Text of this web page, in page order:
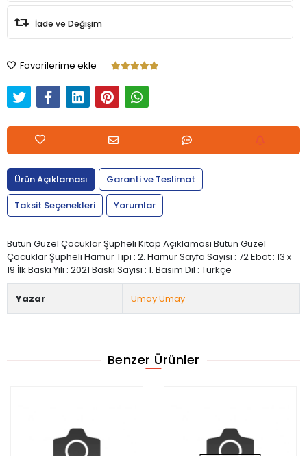
İade ve Değişim
Favorilerime ekle
Ürün Açıklaması
Garanti ve Teslimat
Taksit Seçenekleri
Yorumlar
Bütün Güzel Çocuklar Şüpheli Kitap Açıklaması Bütün Güzel
Çocuklar Şüpheli Hamur Tipi : 2. Hamur Sayfa Sayısı : 72 Ebat : 13 x
19 İlk Baskı Yılı : 2021 Baskı Sayısı : 1. Basım Dil : Türkçe
Yazar Umay Umay
Benzer Ürünler